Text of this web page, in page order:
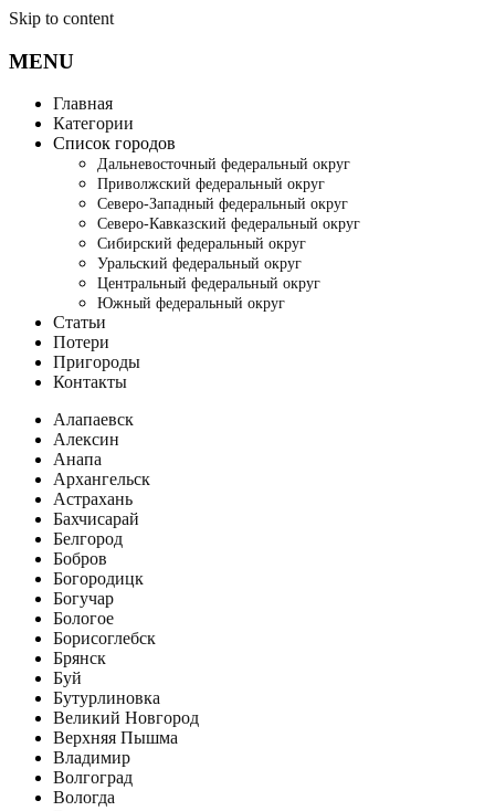
Skip to content
MENU
Главная
Категории
Список городов
Дальневосточный федеральный округ
Приволжский федеральный округ
Северо-Западный федеральный округ
Северо-Кавказский федеральный округ
Сибирский федеральный округ
Уральский федеральный округ
Центральный федеральный округ
Южный федеральный округ
Статьи
Потери
Пригороды
Контакты
Алапаевск
Алексин
Анапа
Архангельск
Астрахань
Бахчисарай
Белгород
Бобров
Богородицк
Богучар
Бологое
Борисоглебск
Брянск
Буй
Бутурлиновка
Великий Новгород
Верхняя Пышма
Владимир
Волгоград
Вологда